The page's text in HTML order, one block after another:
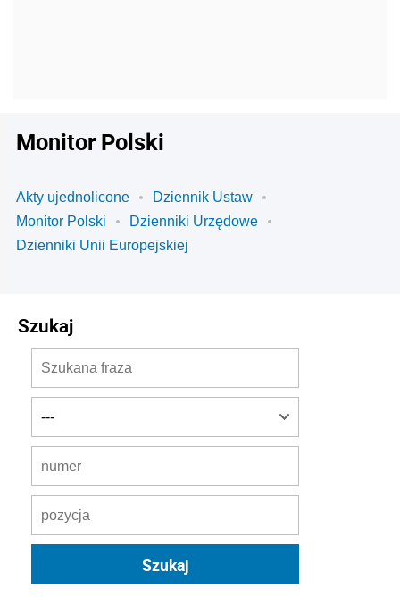
Monitor Polski
Akty ujednolicone
Dziennik Ustaw
Monitor Polski
Dzienniki Urzędowe
Dzienniki Unii Europejskiej
Szukaj